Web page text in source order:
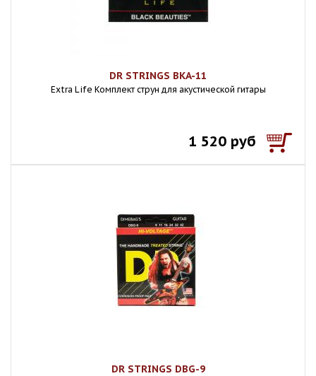
DR STRINGS BKA-11
Extra Life Комплект струн для акустической гитары
1 520 руб
DR STRINGS DBG-9